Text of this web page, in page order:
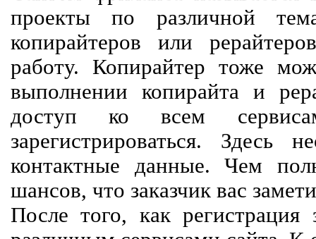
проекты по различной
копирайтеров или
работу. Копирайтер тоже
выполнении копирайта и
доступ ко всем
зарегистрироваться. Здесь
контактные данные. Чем
шансов, что заказчик вас
После того, как регистрация